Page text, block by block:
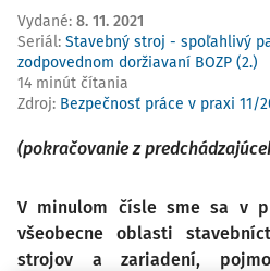
Vydané: 8. 11. 2021
Seriál: Stavebný stroj - spoľahlivý
zodpovednom doržiavaní BOZP (2.)
14 minút čítania
Zdroj: Bezpečnosť práce v praxi 11/
(pokračovanie z
V minulom čísle sme sa v
všeobecne oblasti
strojov a zariadení,